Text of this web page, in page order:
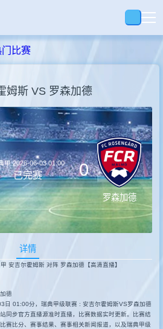
首页
足球
篮球
录播
集锦
速报
门比赛
姆斯 VS 罗森加德
甲2026-06-03 01:00
已完赛 0
罗森加德
详情
安吉尔霍姆斯 对阵 罗森加德【高清直播】
德
日 01:00分，瑞典甲级联赛 : 安吉尔霍姆斯VS罗森加德
同步官方直播源准时直播，比赛数据实时更新。比赛结
赛比分、赛事结果、赛事相关新闻报道，以及瑞典甲级